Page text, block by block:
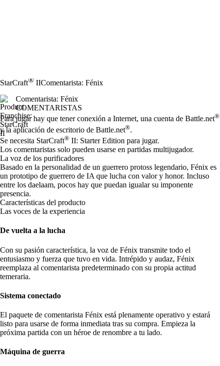
StarCraft® IIComentarista: Fénix
Comentarista: Fénix
COMENTARISTAS
Precio
Available actions
Para jugar hay que tener conexión a Internet, una cuenta de Battle.net®
y la aplicación de escritorio de Battle.net®.
Se necesita StarCraft® II: Starter Edition para jugar.
Los comentaristas solo pueden usarse en partidas multijugador.
La voz de los purificadores
Basado en la personalidad de un guerrero protoss legendario, Fénix es
un prototipo de guerrero de IA que lucha con valor y honor. Incluso
entre los daelaam, pocos hay que puedan igualar su imponente
presencia.
Características del producto
Las voces de la experiencia
De vuelta a la lucha
Con su pasión característica, la voz de Fénix transmite todo el
entusiasmo y fuerza que tuvo en vida. Intrépido y audaz, Fénix
reemplaza al comentarista predeterminado con su propia actitud
temeraria.
Sistema conectado
El paquete de comentarista Fénix está plenamente operativo y estará
listo para usarse de forma inmediata tras su compra. Empieza la
próxima partida con un héroe de renombre a tu lado.
Máquina de guerra